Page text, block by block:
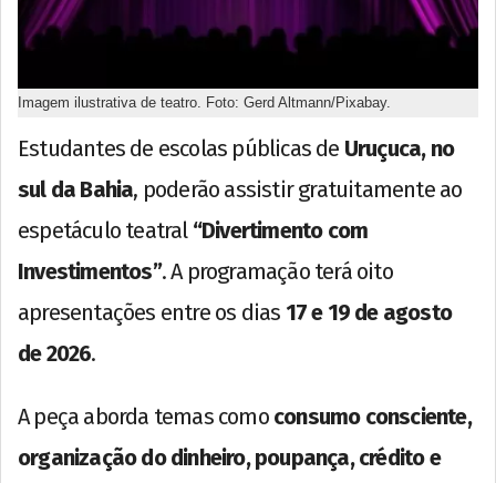
Imagem ilustrativa de teatro. Foto: Gerd Altmann/Pixabay.
Estudantes de escolas públicas de Uruçuca, no
sul da Bahia, poderão assistir gratuitamente ao
espetáculo teatral “Divertimento com
Investimentos”. A programação terá oito
apresentações entre os dias 17 e 19 de agosto
de 2026.
A peça aborda temas como consumo consciente,
organização do dinheiro, poupança, crédito e